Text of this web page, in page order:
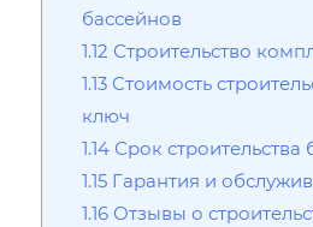
бассейнов
1.12 Строительство
1.13 Стоимость
ключ
1.14 Срок строительства
1.15 Гарантия и
1.16 Отзывы о